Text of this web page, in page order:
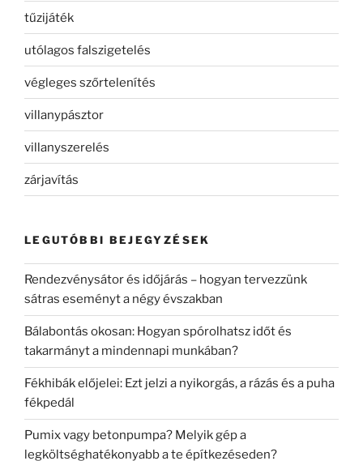
tűzijáték
utólagos falszigetelés
végleges szőrtelenítés
villanypásztor
villanyszerelés
zárjavítás
LEGUTÓBBI BEJEGYZÉSEK
Rendezvénysátor és időjárás – hogyan tervezzünk
sátras eseményt a négy évszakban
Bálabontás okosan: Hogyan spórolhatsz időt és
takarmányt a mindennapi munkában?
Fékhibák előjelei: Ezt jelzi a nyikorgás, a rázás és a puha
fékpedál
Pumix vagy betonpumpa? Melyik gép a
legköltséghatékonyabb a te építkezéseden?